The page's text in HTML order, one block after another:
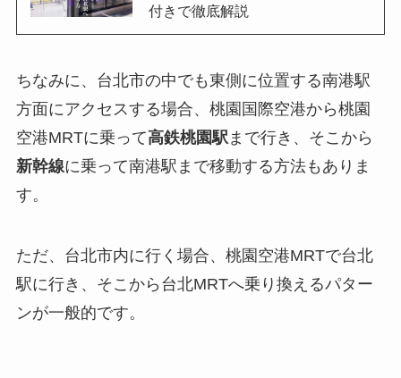
付きで徹底解説
ちなみに、台北市の中でも東側に位置する南港駅
方面にアクセスする場合、桃園国際空港から桃園
空港MRTに乗って高鉄桃園駅まで行き、そこから
新幹線に乗って南港駅まで移動する方法もありま
す。
ただ、台北市内に行く場合、桃園空港MRTで台北
駅に行き、そこから台北MRTへ乗り換えるパター
ンが一般的です。